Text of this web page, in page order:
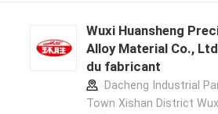
Wuxi Huansheng
Alloy Material Co.,
du fabricant
Dacheng Industrial
Town Xishan District